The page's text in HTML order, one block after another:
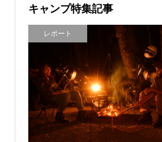
キャンプ特集記事
レポート